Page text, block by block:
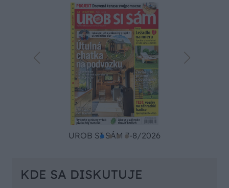
UROB SI SÁM 7-8/2026
KDE SA DISKUTUJE